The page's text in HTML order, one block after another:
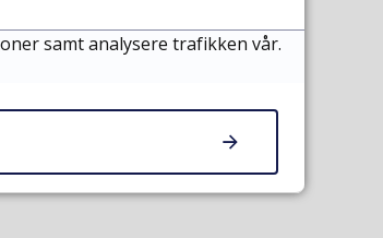
samt analysere trafikken vår.